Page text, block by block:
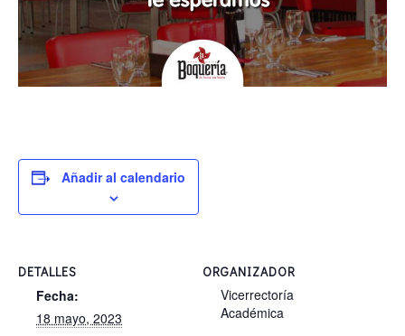
Añadir al calendario
DETALLES
Fecha:
18 mayo, 2023
ORGANIZADOR
Vicerrectoría
Académica